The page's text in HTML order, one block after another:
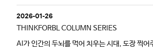
2026-01-26
THINKFORBL COLUMN SERIES
AI가 인간의 두뇌를 먹어 치우는 시대, 도장 찍어